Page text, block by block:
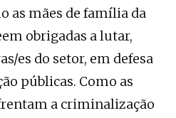
as mães de família da
obrigadas a lutar,
es do setor, em defesa
públicas. Como as
a criminalização